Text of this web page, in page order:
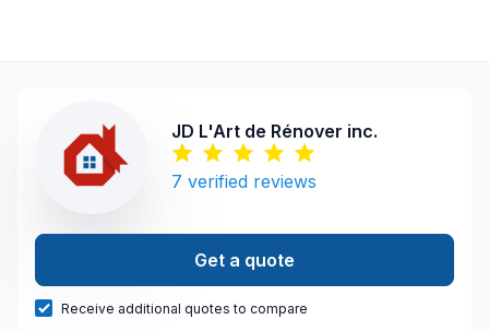
JD L'Art de Rénover inc.
7 verified reviews
Get a quote
Receive additional quotes to compare